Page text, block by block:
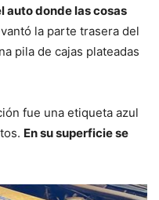
auto donde las cosas
la parte trasera del
pila de cajas plateadas
fue una etiqueta azul
En su superficie se